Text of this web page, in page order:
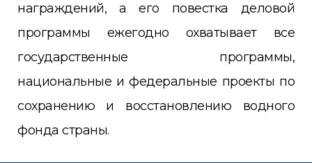
награждений, а его повестка деловой
программы ежегодно охватывает все
государственные программы,
национальные и федеральные проекты по
сохранению и восстановлению водного
фонда страны.